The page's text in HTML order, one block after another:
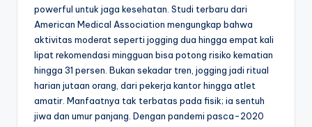
powerful untuk jaga kesehatan. Studi terbaru dari
American Medical Association mengungkap bahwa
aktivitas moderat seperti jogging dua hingga empat kali
lipat rekomendasi mingguan bisa potong risiko kematian
hingga 31 persen. Bukan sekadar tren, jogging jadi ritual
harian jutaan orang, dari pekerja kantor hingga atlet
amatir. Manfaatnya tak terbatas pada fisik; ia sentuh
jiwa dan umur panjang. Dengan pandemi pasca-2020